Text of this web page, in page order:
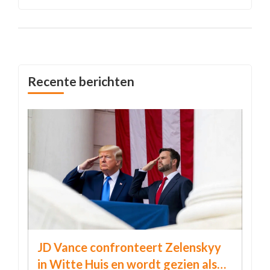
Recente berichten
JD Vance confronteert Zelenskyy
in Witte Huis en wordt gezien als